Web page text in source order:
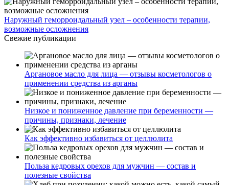
Наружный геморроидальный узел – особенности терапии,
возможные осложнения
Свежие публикации
Аргановое масло для лица — отзывы косметологов о
применении средства из арганы
Низкое и пониженное давление при беременности —
причины, признаки, лечение
Как эффективно избавиться от целлюлита
Польза кедровых орехов для мужчин — состав и
полезные свойства